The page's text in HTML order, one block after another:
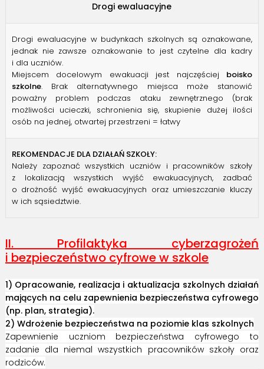
Drogi ewaluacyjne
Drogi ewaluacyjne w budynkach szkolnych są oznakowane,
jednak nie zawsze oznakowanie to jest czytelne dla kadry
i dla uczniów.
Miejscem docelowym ewakuacji jest najczęściej boisko
szkolne. Brak alternatywnego miejsca może stanowić
poważny problem podczas ataku zewnętrznego (brak
możliwości ucieczki, schronienia się, skupienie dużej ilości
osób na jednej, otwartej przestrzeni = łatwy
REKOMENDACJE DLA DZIAŁAŃ SZKOŁY:
Należy zapoznać wszystkich uczniów i pracowników szkoły
z lokalizacją wszystkich wyjść ewakuacyjnych, zadbać
o drożność wyjść ewakuacyjnych oraz umieszczanie kluczy
w ich sąsiedztwie.
II. Profilaktyka cyberzagrożeń
i bezpieczeństwo cyfrowe w szkole
1) Opracowanie, realizacja i aktualizacja szkolnych działań
mających na celu zapewnienia bezpieczeństwa cyfrowego
(np. plan, strategia).
2) Wdrożenie bezpieczeństwa na poziomie klas szkolnych
Zapewnienie uczniom bezpieczeństwa cyfrowego to
zadanie dla niemal wszystkich pracowników szkoły oraz
rodziców.